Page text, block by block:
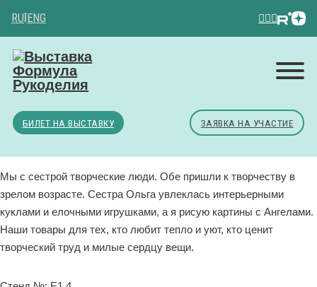
RU ENG
БИЛЕТ НА ВЫСТАВКУ ЗАЯВКА НА УЧАСТИЕ
Мы с сестрой творческие люди. Обе пришли к творчеству в
зрелом возрасте. Сестра Ольга увлеклась интерьерными
куклами и елочными игрушками, а я рисую картины с Ангелами.
Наши товары для тех, кто любит тепло и уют, кто ценит
творческий труд и милые сердцу вещи.